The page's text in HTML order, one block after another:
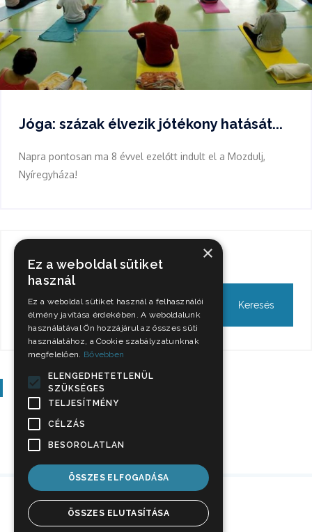
Jóga: százak élvezik jótékony hatását...
Napra pontosan ma 8 évvel ezelőtt indult el a Mozdulj,
Nyíregyháza!
Keresés
Szavazás
×
Ez a weboldal sütiket
használ
Ez a weboldal sütiket használ a felhasználói
élmény javítása érdekében. A weboldalunk
használatával Ön hozzájárul az összes süti
használatához, a Cookie szabályzatunknak
megfelelően. Bővebben
ELENGEDHETETLENÜL
SZÜKSÉGES
TELJESÍTMÉNY
CÉLZÁS
BESOROLATLAN
ÖSSZES ELFOGADÁSA
ÖSSZES ELUTASÍTÁSA